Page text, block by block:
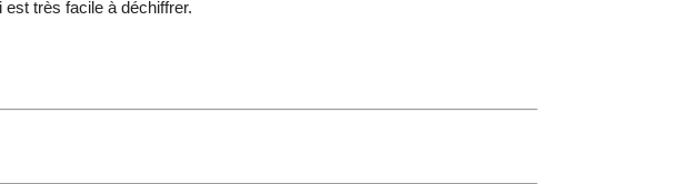
est très facile à déchiffrer.